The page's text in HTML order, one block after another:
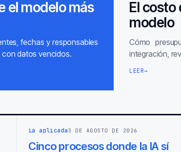
el modelo más
fechas y responsables
con datos vencidos.
El costo
modelo
Cómo
integración,
LEER→
ia aplicada3 DE AGOSTO DE 2026
Cinco procesos donde la IA sí